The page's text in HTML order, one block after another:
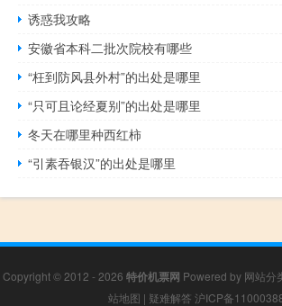
诱惑我攻略
安徽省本科二批次院校有哪些
“枉到防风县外村”的出处是哪里
“只可且论经夏别”的出处是哪里
冬天在哪里种西红柿
“引素吞银汉”的出处是哪里
Copyright © 2012 - 2026 特价机票网 Powered by 网站分
站地图 | 疑难解答 沪ICP备